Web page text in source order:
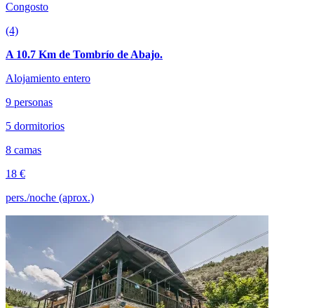
Congosto
(4)
A 10.7 Km de Tombrío de Abajo.
Alojamiento entero
9 personas
5 dormitorios
8 camas
18 €
pers./noche (aprox.)